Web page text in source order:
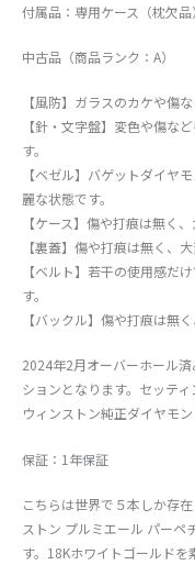
付属品：専用ケース（枕欠
中古品（商品ランク：A）
【風防】ガラスのカケや傷
【針・文字盤】変色や傷な
す。
【ベゼル】バゲットダイヤ
麗な状態です。
【ケース】傷や打痕は無く
【裏蓋】傷や打痕は無く、
【ベルト】若干の使用感だ
す。
【バックル】傷や打痕は無
2024年2月オーバーホール
ションとなります。セッテ
ウィンストン純正ダイヤモン
保証：1年保証
こちらは世界で５本しか存
ストン プルミエール パーペ
す。18Kホワイトゴールド